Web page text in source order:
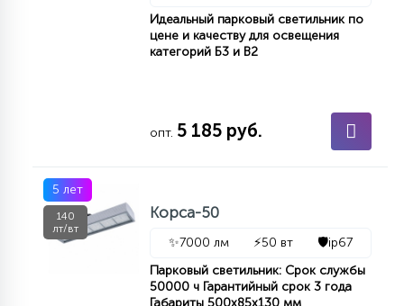
Идеальный парковый светильник по
цене и качеству для освещения
категорий Б3 и В2
опт. 5 185 руб.
5 лет
140
лт/вт
Корса-50
✨7000 лм ⚡50 вт 🛡️ip67
Парковый светильник: Срок службы
50000 ч Гарантийный срок 3 года
Габариты 500х85х130 мм